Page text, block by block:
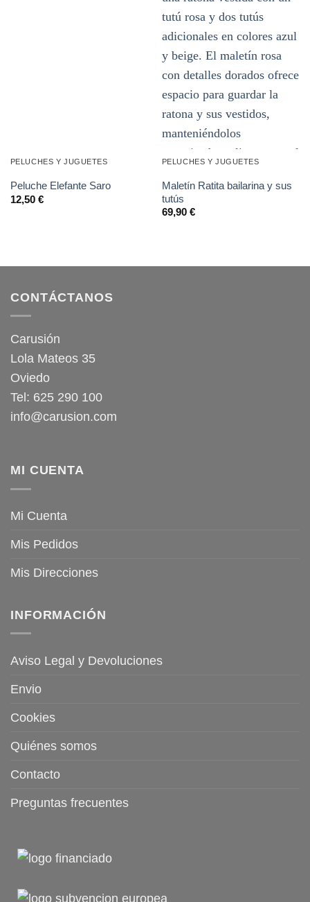
PELUCHES Y JUGUETES
Peluche Elefante Saro
12,50 €
deseos
PELUCHES Y JUGUETES
Maletín Ratita bailarina y sus
tutús
69,90 €
CONTÁCTANOS
Carusión
Lola Mateos 35
Oviedo
Tel: 625 290 100
info@carusion.com
MI CUENTA
Mi Cuenta
Mis Pedidos
Mis Direcciones
INFORMACIÓN
Aviso Legal y Devoluciones
Envio
Cookies
Quiénes somos
Contacto
Preguntas frecuentes